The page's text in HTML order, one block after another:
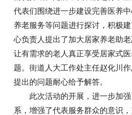
代表们围绕进一步建设完善医养
养老服务等问题进行探讨，积极
心负责人提出了加大居家养老助老
让有需求的老人真正享受居家式
题。街道人大工作处主任赵化川
提出的问题耐心给予解答。
此次活动的开展，进一步加
系，增强了代表服务群众的意识